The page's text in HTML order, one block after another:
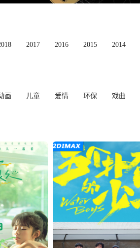
2017 2016 2015 2014
画 儿童 爱情 环保 戏曲